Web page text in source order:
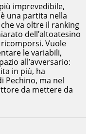
imprevedibile,
una partita nella
che va oltre il ranking
dell’altoatesino
Vuole
le variabili,
all’avversario:
in più, ha
Pechino, ma nel
da mettere da